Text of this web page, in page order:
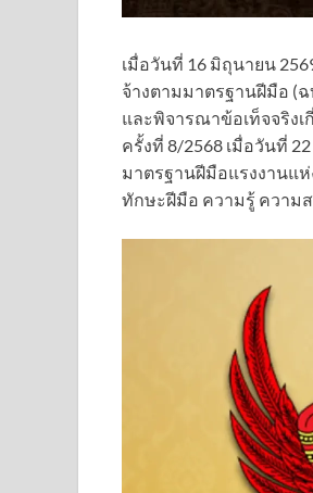
เมื่อวันที่ 16 มิถุนายน
จ้างตามมาตรฐานฝีมือ (
และพิจารณาข้อเท็จจริง
ครั้งที่ 8/2568 เมื่อวันที่
มาตรฐานฝีมือแรงงานแ
ทักษะฝีมือ ความรู้ ความ